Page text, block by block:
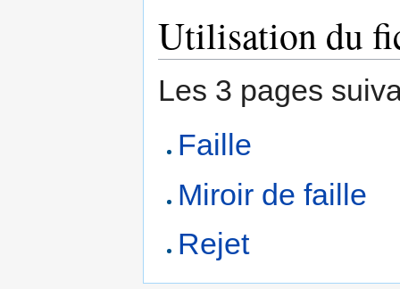
Utilisation du
Les 3 pages
Faille
Miroir de faille
Rejet